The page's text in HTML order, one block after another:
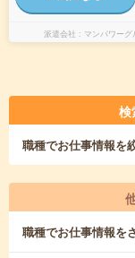
派遣会社 マンパワー
検
職種でお仕事情報を
職種でお仕事情報を